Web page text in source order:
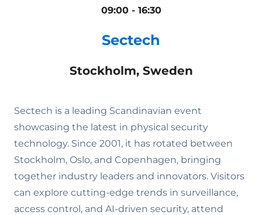
09:00 - 16:30
Sectech
Stockholm, Sweden
Sectech is a leading Scandinavian event
showcasing the latest in physical security
technology. Since 2001, it has rotated between
Stockholm, Oslo, and Copenhagen, bringing
together industry leaders and innovators. Visitors
can explore cutting-edge trends in surveillance,
access control, and AI-driven security, attend